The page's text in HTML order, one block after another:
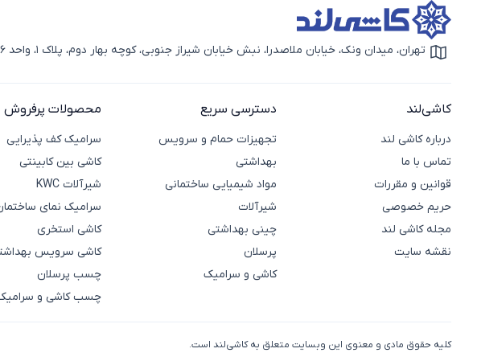
آیکون نقشه
تهران، میدان ونک، خیابان ملاصدرا، نبش خیابان شیراز جنوبی، کوچه بهار دوم، پلاک 1، واحد 6 و 7
کاشی‌لند
درباره کاشی لند
تماس با ما
قوانین و مقررات
حریم خصوصی
مجله کاشی لند
نقشه سایت
دسترسی سریع
تجهیزات حمام و سرویس
بهداشتی
مواد شیمیایی ساختمانی
شیرآلات
چینی بهداشتی
پرسلان
کاشی و سرامیک
محصولات پرفروش
سرامیک کف پذیرایی
کاشی بین کابینتی
شیرآلات KWC
سرامیک نمای
کاشی استخری
کاشی سرویس
چسب پرسلان
چسب کاشی و
کلیه حقوق مادی و معنوی این وبسایت متعلق به کاشی‌لند است.